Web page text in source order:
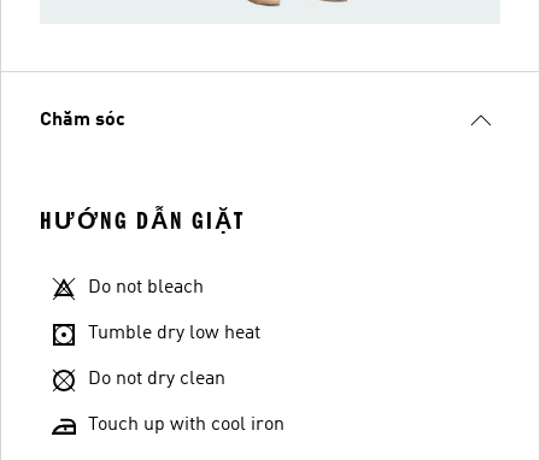
Chăm sóc
HƯỚNG DẪN GIẶT
Do not bleach
Tumble dry low heat
Do not dry clean
Touch up with cool iron